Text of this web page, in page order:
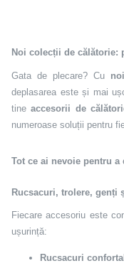
Noi colecții de călătorie:
Gata de plecare? Cu
deplasarea este și mai
tineaccesorii de
numeroase soluții pentru
Tot ce ai nevoie pentru
Rucsacuri, trolere, genți
Fiecare accesoriu este
ușurință:
Rucsacuri